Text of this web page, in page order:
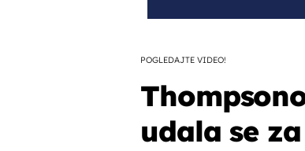
POGLEDAJTE VIDEO!
udala se